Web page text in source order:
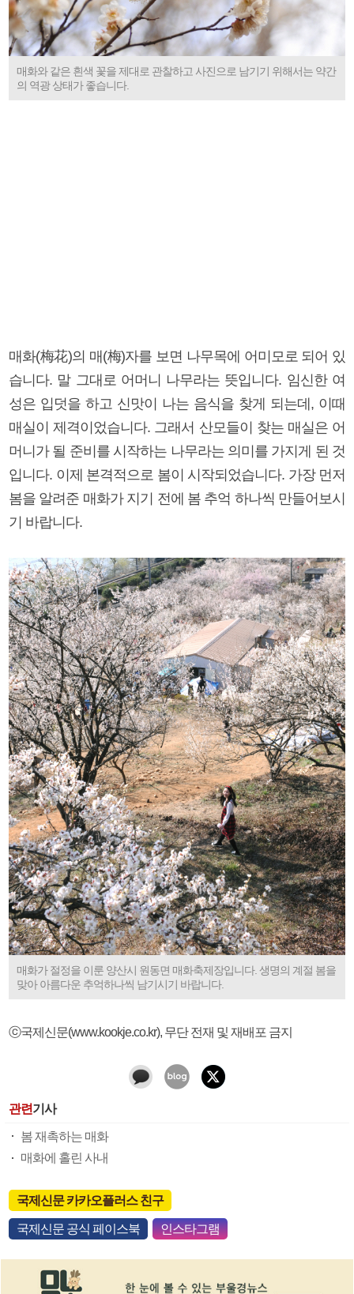
매화와 같은 흰색 꽃을 제대로 관찰하고 사진으로 남기기 위해서는 약간
의 역광 상태가 좋습니다.
매화(梅花)의 매(梅)자를 보면 나무목에 어미모로 되어 있
습니다. 말 그대로 어머니 나무라는 뜻입니다. 임신한 여
성은 입덧을 하고 신맛이 나는 음식을 찾게 되는데, 이때
매실이 제격이었습니다. 그래서 산모들이 찾는 매실은 어
머니가 될 준비를 시작하는 나무라는 의미를 가지게 된 것
입니다. 이제 본격적으로 봄이 시작되었습니다. 가장 먼저
봄을 알려준 매화가 지기 전에 봄 추억 하나씩 만들어보시
기 바랍니다.
매화가 절정을 이룬 양산시 원동면 매화축제장입니다. 생명의 계절 봄을
맞아 아름다운 추억하나씩 남기시기 바랍니다.
ⓒ국제신문(www.kookje.co.kr), 무단 전재 및 재배포 금지
관련기사
봄 재촉하는 매화
매화에 홀린 사내
국제신문 카카오플러스 친구
국제신문 공식 페이스북 인스타그램